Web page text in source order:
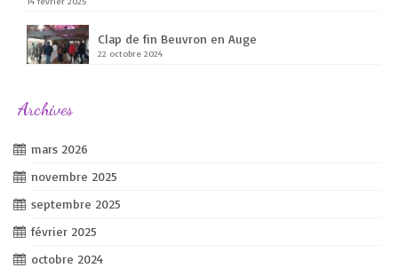
Clap de fin Beuvron en Auge
22 octobre 2024
Archives
mars 2026
novembre 2025
septembre 2025
février 2025
octobre 2024